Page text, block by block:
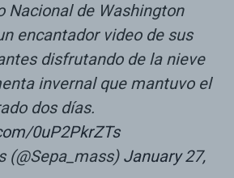
Nacional de Washington
encantador video de sus
disfrutando de la nieve
invernal que mantuvo el
dos días.
0uP2PkrZTs
(@Sepa_mass) January 27,